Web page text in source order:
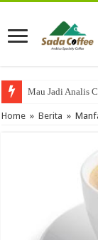
Mau Jadi Analis
Home » Berita »